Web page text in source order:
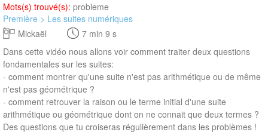
Mots(s) trouvé(s): probleme
Première > Les suites numériques
Mickaël
7 min 9 s
Dans cette vidéo nous allons voir comment traiter deux questions
fondamentales sur les suites:
- comment montrer qu'une suite n'est pas arithmétique ou de même
n'est pas géométrique ?
- comment retrouver la raison ou le terme initial d'une suite
arithmétique ou géométrique dont on ne connait que deux termes ?
Des questions que tu croiseras régulièrement dans les problèmes !